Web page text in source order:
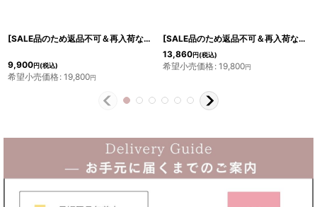
[SALE品のため返品不可＆再入荷なしの現品限り][ERUKEI]総レース・パープル・半袖・ワンピ・Aライン・ミディアムドレス・ワンピース[山崎みどり着用]
9,900円(税込)
希望小売価格: 19,800円
[SALE品のため返品不可＆再入荷なしの現品限り][ERUKEI][山崎みどり・若尾綾香着用]カシュクール風・リボン・花柄・パステル・五分袖・ミディアムドレス・ワンピース[送料無料]mpk
13,860円(税込)
希望小売価格: 19,800円